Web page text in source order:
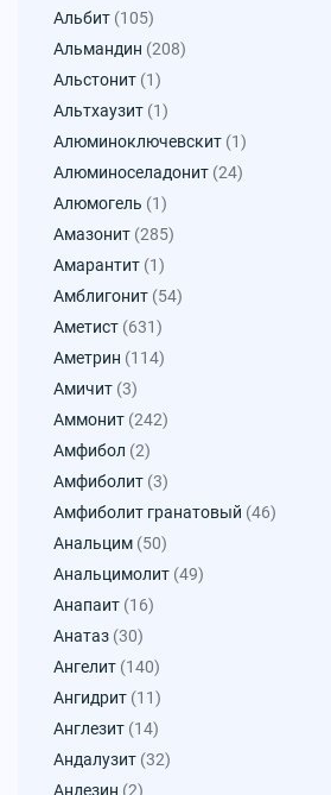
Альбит (105)
Альмандин (208)
Альстонит (1)
Альтхаузит (1)
Алюминоключевскит (1)
Алюминоселадонит (24)
Алюмогель (1)
Амазонит (285)
Амарантит (1)
Амблигонит (54)
Аметист (631)
Аметрин (114)
Амичит (3)
Аммонит (242)
Амфибол (2)
Амфиболит (3)
Амфиболит гранатовый (46)
Анальцим (50)
Анальцимолит (49)
Анапаит (16)
Анатаз (30)
Ангелит (140)
Ангидрит (11)
Англезит (14)
Андалузит (32)
Андезин (2)